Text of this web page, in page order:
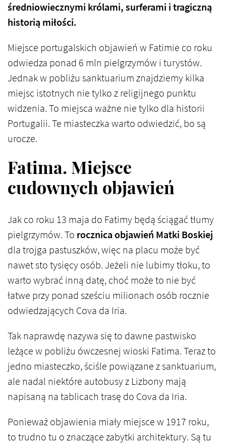
średniowiecznymi królami, surferami i tragiczną
historią miłości.
Miejsce portugalskich objawień w Fatimie co roku
odwiedza ponad 6 mln pielgrzymów i turystów.
Jednak w pobliżu sanktuarium znajdziemy kilka
miejsc istotnych nie tylko z religijnego punktu
widzenia. To miejsca ważne nie tylko dla historii
Portugalii. Te miasteczka warto odwiedzić, bo są
urocze.
Fatima. Miejsce
cudownych objawień
Jak co roku 13 maja do Fatimy będą ściągać tłumy
pielgrzymów. To rocznica objawień Matki Boskiej
dla trojga pastuszków, więc na placu może być
nawet sto tysięcy osób. Jeżeli nie lubimy tłoku, to
warto wybrać inną datę, choć może to nie być
łatwe przy ponad sześciu milionach osób rocznie
odwiedzających Cova da Iria.
Tak naprawdę nazywa się to dawne pastwisko
leżące w pobliżu ówczesnej wioski Fatima. Teraz to
jedno miasteczko, ściśle powiązane z sanktuarium,
ale nadal niektóre autobusy z Lizbony mają
napisaną na tablicach trasę do Cova da Iria.
Ponieważ objawienia miały miejsce w 1917 roku,
to trudno tu o znaczące zabytki architektury. Są tu